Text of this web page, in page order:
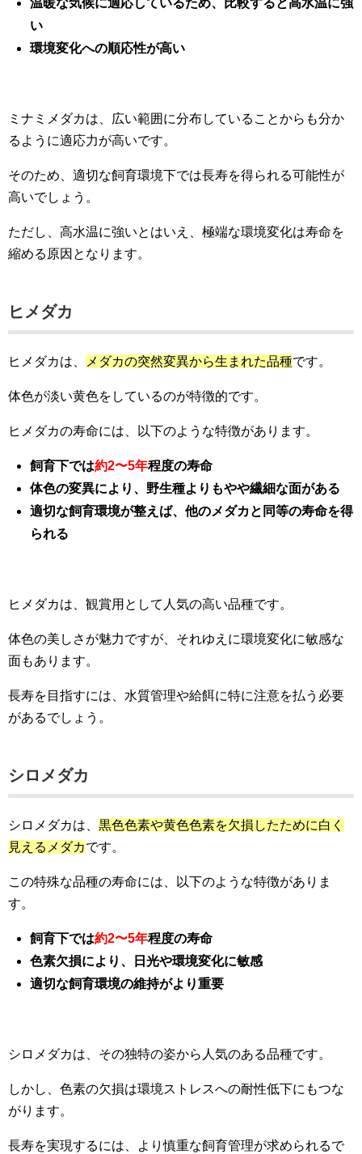
温暖な気候に適応しているため、比較すると高水温に強
い
環境変化への順応性が高い
ミナミメダカは、広い範囲に分布していることからも分か
るように適応力が高いです。
そのため、適切な飼育環境下では長寿を得られる可能性が
高いでしょう。
ただし、高水温に強いとはいえ、極端な環境変化は寿命を
縮める原因となります。
ヒメダカ
ヒメダカは、 メダカの突然変異から生まれた品種です。
体色が淡い黄色をしているのが特徴的です。
ヒメダカの寿命には、以下のような特徴があります。
飼育下では約2〜5年程度の寿命
体色の変異により、野生種よりもやや繊細な面がある
適切な飼育環境が整えば、他のメダカと同等の寿命を得
られる
ヒメダカは、観賞用として人気の高い品種です。
体色の美しさが魅力ですが、それゆえに環境変化に敏感な
面もあります。
長寿を目指すには、水質管理や給餌に特に注意を払う必要
があるでしょう。
シロメダカ
シロメダカは、 黒色色素や黄色色素を欠損したために白く
見えるメダカです。
この特殊な品種の寿命には、以下のような特徴がありま
す。
飼育下では約2〜5年程度の寿命
色素欠損により、日光や環境変化に敏感
適切な飼育環境の維持がより重要
シロメダカは、その独特の姿から人気のある品種です。
しかし、色素の欠損は環境ストレスへの耐性低下にもつな
がります。
長寿を実現するには、より慎重な飼育管理が求められるで